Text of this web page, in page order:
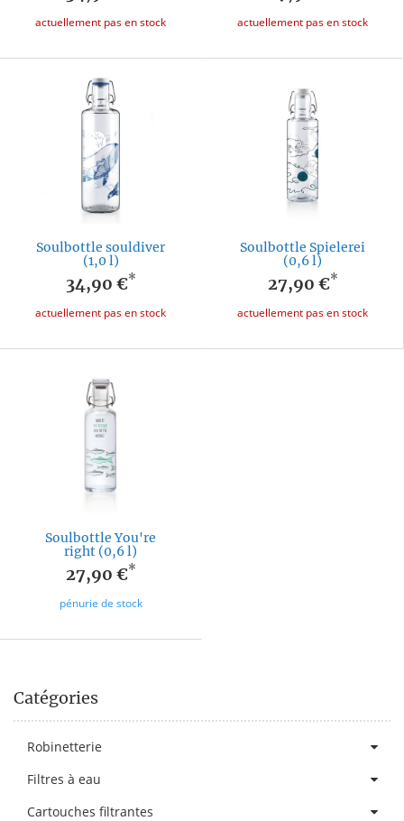
actuellement pas en stock actuellement pas en stock
Soulbottle souldiver
(1,0 l)
34,90 €*
actuellement pas en stock
Soulbottle Spielerei
(0,6 l)
27,90 €*
actuellement pas en stock
Soulbottle You're
right (0,6 l)
27,90 €*
pénurie de stock
Catégories
Robinetterie
Filtres à eau
Cartouches filtrantes